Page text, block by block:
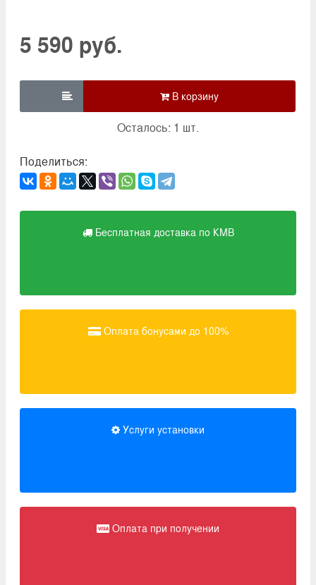
5 590 руб.

Осталось: 1 шт.
Поделиться:
Бесплатная доставка по КМВ
Оплата бонусами до 100%
Услуги установки
Оплата при получении